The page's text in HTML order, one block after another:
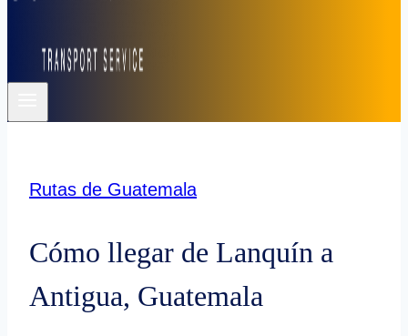
Rutas de Guatemala
Cómo llegar de Lanquín a
Antigua, Guatemala